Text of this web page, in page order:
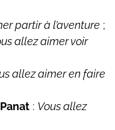
partir à l’aventure ;
allez aimer voir
allez aimer en faire
: Vous allez